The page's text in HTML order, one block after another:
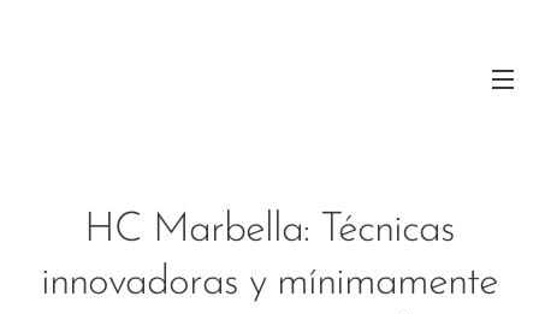
HC Marbella: Técnicas
innovadoras y mínimamente